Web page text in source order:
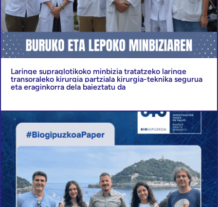
Laringe supraglotikoko minbizia tratatzeko laringe
transoraleko kirurgia partziala kirurgia-teknika segurua
eta eraginkorra dela baieztatu da